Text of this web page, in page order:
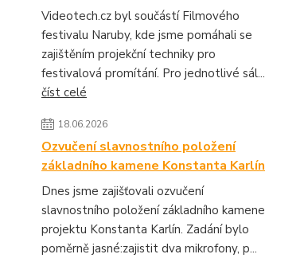
Videotech.cz byl součástí Filmového
festivalu Naruby, kde jsme pomáhali se
zajištěním projekční techniky pro
festivalová promítání. Pro jednotlivé sál...
číst celé
18.06.2026
Ozvučení slavnostního položení
základního kamene Konstanta Karlín
Dnes jsme zajišťovali ozvučení
slavnostního položení základního kamene
projektu Konstanta Karlín. Zadání bylo
poměrně jasné:zajistit dva mikrofony, p...